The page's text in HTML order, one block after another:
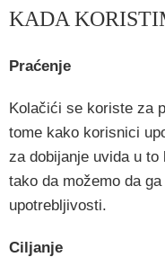
KADA
Praćenje
Kolačići se koriste za
tome kako korisnici
za dobijanje uvida u
tako da možemo da
upotrebljivosti.
Ciljanje